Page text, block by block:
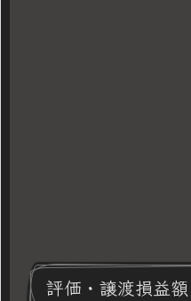
評価・譲渡損益額